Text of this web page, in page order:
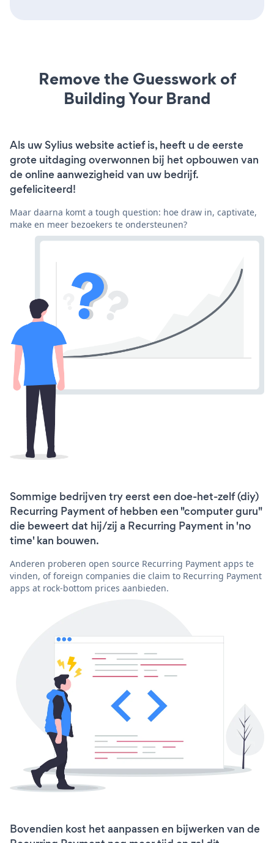
Remove the Guesswork of
Building Your Brand
Als uw Sylius website actief is, heeft u de eerste
grote uitdaging overwonnen bij het opbouwen van
de online aanwezigheid van uw bedrijf.
gefeliciteerd!
Maar daarna komt a tough question: hoe draw in, captivate,
make en meer bezoekers te ondersteunen?
Sommige bedrijven try eerst een doe-het-zelf (diy)
Recurring Payment of hebben een "computer guru"
die beweert dat hij/zij a Recurring Payment in 'no
time' kan bouwen.
Anderen proberen open source Recurring Payment apps te
vinden, of foreign companies die claim to Recurring Payment
apps at rock-bottom prices aanbieden.
Bovendien kost het aanpassen en bijwerken van de